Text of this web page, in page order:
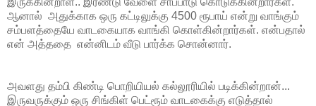
ஆனால் அதுக்காக ஒரு கட்டிலுக்கு 4500 ரூபாய் என்று வாங்கும்
சம்பளத்தையே வாடகையாக வாங்கி கொள்கின்றார்கள். என்பதால்
என் அத்ததை என்னிடம் வீடு பார்க்க சொன்னார்.
அவளது தம்பி கிண்டி பொறியியல் கல்லூரியில் படிக்கின்றான்...
இருவருக்கும் ஒரு சிங்கிள் பெட்ரூம் வாடகைக்கு எடுத்தால்